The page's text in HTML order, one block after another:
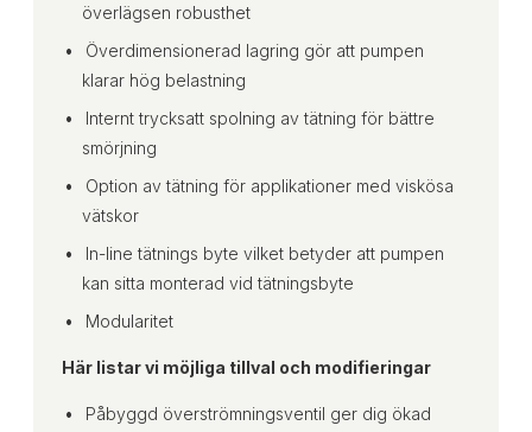
överlägsen robusthet
Överdimensionerad lagring gör att pumpen
klarar hög belastning
Internt trycksatt spolning av tätning för bättre
smörjning
Option av tätning för applikationer med viskösa
vätskor
In-line tätnings byte vilket betyder att pumpen
kan sitta monterad vid tätningsbyte
Modularitet
Här listar vi möjliga tillval och modifieringar
Påbyggd överströmningsventil ger dig ökad